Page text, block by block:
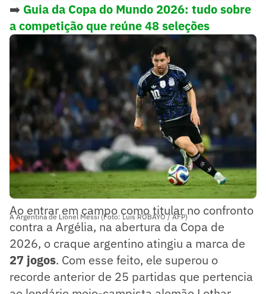
➡️ Guia da Copa do Mundo 2026: tudo sobre
a competição que reúne 48 seleções
A Argentina de Lionel Messi (Foto: Luis ROBAYO / AFP)
Ao entrar em campo como titular no confronto
contra a Argélia, na abertura da Copa de
2026, o craque argentino atingiu a marca de
27 jogos. Com esse feito, ele superou o
recorde anterior de 25 partidas que pertencia